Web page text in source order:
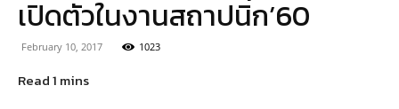
เปิดตัวในงานสถาปนิก’60
February 10, 2017 1023